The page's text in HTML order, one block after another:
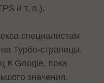
и т. п.).
специалистам
Турбо-страницы.
в Google, пока
значения.